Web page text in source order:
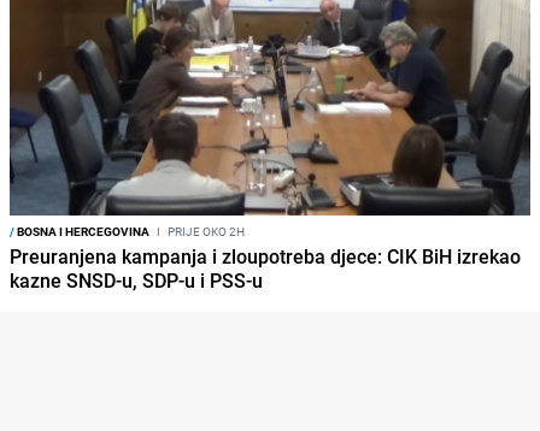
/BOSNA I HERCEGOVINA I PRIJE OKO 2H
Preuranjena kampanja i zloupotreba djece: CIK BiH izrekao
kazne SNSD-u, SDP-u i PSS-u